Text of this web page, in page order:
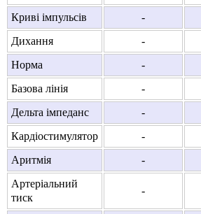
Криві імпульсів -
Дихання
-
Норма
-
Базова лінія
-
Дельта імпеданс
-
Кардіостимулятор
-
Аритмія
-
Артеріальний
тиск
-